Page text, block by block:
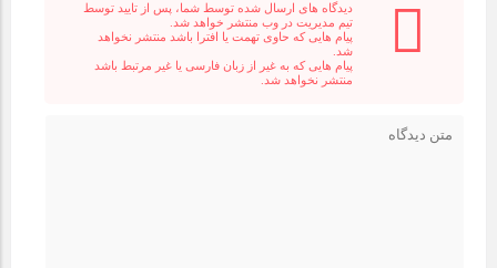
دیدگاه های ارسال شده توسط شما، پس از تایید توسط
تیم مدیریت در وب منتشر خواهد شد.
پیام هایی که حاوی تهمت یا افترا باشد منتشر نخواهد
شد.
پیام هایی که به غیر از زبان فارسی یا غیر مرتبط باشد
منتشر نخواهد شد.